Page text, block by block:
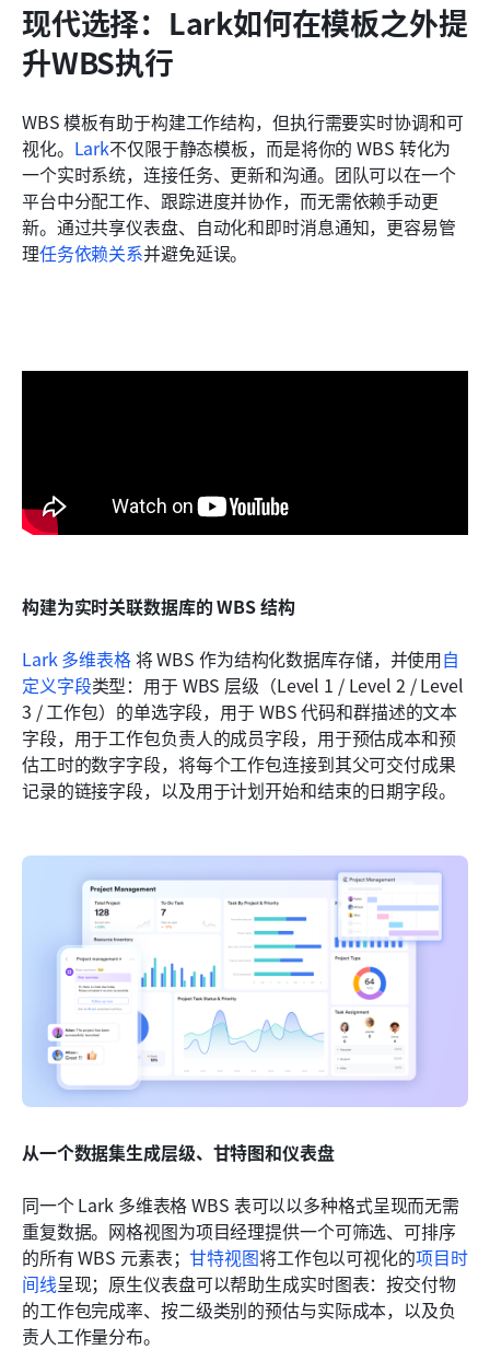
现代选择：Lark如何在模板之外提
升WBS执行
WBS 模板有助于构建工作结构，但执行需要实时协调和可
视化。 Lark不仅限于静态模板，而是将你的 WBS 转化为
一个实时系统，连接任务、更新和沟通。团队可以在一个
平台中分配工作、跟踪进度并协作，而无需依赖手动更
新。通过共享仪表盘、自动化和即时消息通知，更容易管
理任务依赖关系并避免延误。
构建为实时关联数据库的 WBS 结构
Lark 多维表格 将 WBS 作为结构化数据库存储，并使用自
定义字段类型：用于 WBS 层级（Level 1 / Level 2 / Level
3 / 工作包）的单选字段，用于 WBS 代码和群描述的文本
字段，用于工作包负责人的成员字段，用于预估成本和预
估工时的数字字段，将每个工作包连接到其父可交付成果
记录的链接字段，以及用于计划开始和结束的日期字段。
从一个数据集生成层级、甘特图和仪表盘
同一个 Lark 多维表格 WBS 表可以以多种格式呈现而无需
重复数据。网格视图为项目经理提供一个可筛选、可排序
的所有 WBS 元素表；甘特视图将工作包以可视化的项目时
间线呈现；原生仪表盘可以帮助生成实时图表：按交付物
的工作包完成率、按二级类别的预估与实际成本，以及负
责人工作量分布。